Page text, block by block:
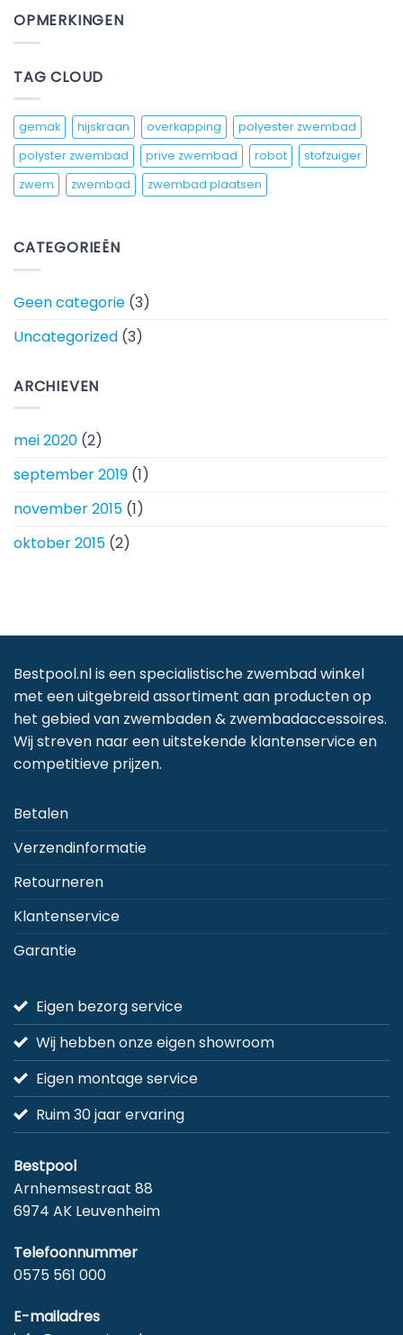
model
OPMERKINGEN
TAG CLOUD
gemak hijskraan overkapping
polyester zwembad
polyster zwembad
prive zwembad robot
stofzuiger
zwem
zwembad zwembad plaatsen
CATEGORIEËN
Geen categorie (3)
Uncategorized (3)
ARCHIEVEN
mei 2020 (2)
september 2019 (1)
november 2015 (1)
oktober 2015 (2)
Bestpool.nl is een specialistische zwembad winkel
met een uitgebreid assortiment aan producten op
het gebied van zwembaden & zwembadaccessoires.
Wij streven naar een uitstekende klantenservice en
competitieve prijzen.
Betalen
Verzendinformatie
Retourneren
Klantenservice
Garantie
Eigen bezorg service
Wij hebben onze eigen showroom
Eigen montage service
Ruim 30 jaar ervaring
Bestpool
Arnhemsestraat 88
6974 AK Leuvenheim
Telefoonnummer
0575 561 000
E-mailadres